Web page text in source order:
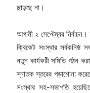
ছাড়ছে না।
আগামী ২ সেপ্টেম্বর
ক্রিকেট সংস্থার সর্বকনিষ্ঠ
নতুন কার্যকরী সমিতি গঠন
স্নাতক স্তরের পড়াশোনা
সংস্থার সহ-সভাপতি